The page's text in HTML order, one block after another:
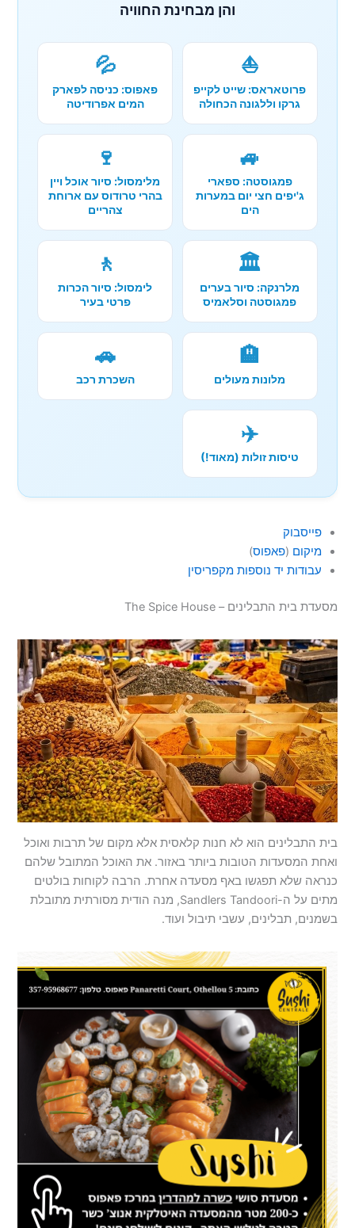
והן מבחינת החוויה
⛵
פרוטאראס: שייט לקייפ
גרקו וללגונה הכחולה
💦
פאפוס: כניסה לפארק
המים אפרודיטה
🚙
פמגוסטה: ספארי
ג'יפים חצי יום במערות
הים
🍷
מלימסול: סיור אוכל ויין
בהרי טרודוס עם ארוחת
צהריים
🏛️
מלרנקה: סיור בערים
פמגוסטה וסלאמיס
🚶
לימסול: סיור הכרות
פרטי בעיר
🏨
מלונות מעולים
🚗
השכרת רכב
✈️
טיסות זולות (מאוד!)
פייסבוק
מיקום (פאפוס)
עבודות יד נוספות מקפריסין
מסעדת בית התבלינים – The Spice House
בית התבלינים הוא לא חנות קלאסית אלא מקום של תרבות ואוכל
ואחת המסעדות הטובות ביותר באזור. את האוכל המתובל שלהם
כנראה שלא תפגשו באף מסעדה אחרת. הרבה לקוחות בולטים
מתים על ה-Sandlers Tandoori, מנה הודית מסורתית מתובלת
בשמנים, תבלינים, עשבי תיבול ועוד.